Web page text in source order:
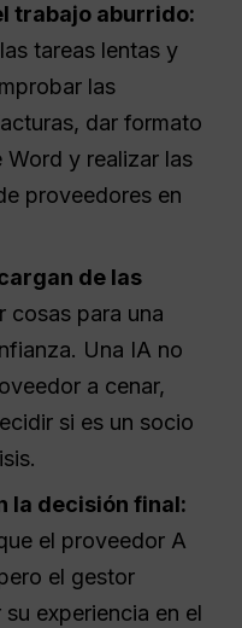
trabajo aburrido:
tareas lentas y
las
dar formato
y realizar las
proveedores en
de las
cosas para una
Una IA no
a cenar,
si es un socio
la decisión final:
el proveedor A
el gestor
experiencia en el